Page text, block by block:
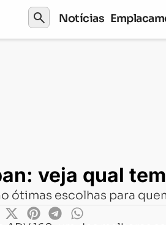
search Notícias
qual tem o melhor custo benefício
veja qual
ótimas escolhas para